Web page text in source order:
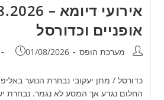
אופניים וכדורסל
מחבר:מערכת הופס פורסם:
01/08/2026
כדורסל / מתן יעקובי נבחרת הנוער